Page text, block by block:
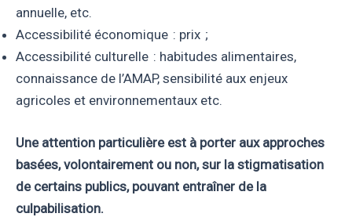
annuelle, etc.
Accessibilité économique : prix ;
Accessibilité culturelle : habitudes alimentaires,
connaissance de l’AMAP, sensibilité aux enjeux
agricoles et environnementaux etc.
Une attention particulière est à porter aux approches
basées, volontairement ou non, sur la stigmatisation
de certains publics, pouvant entraîner de la
culpabilisation.